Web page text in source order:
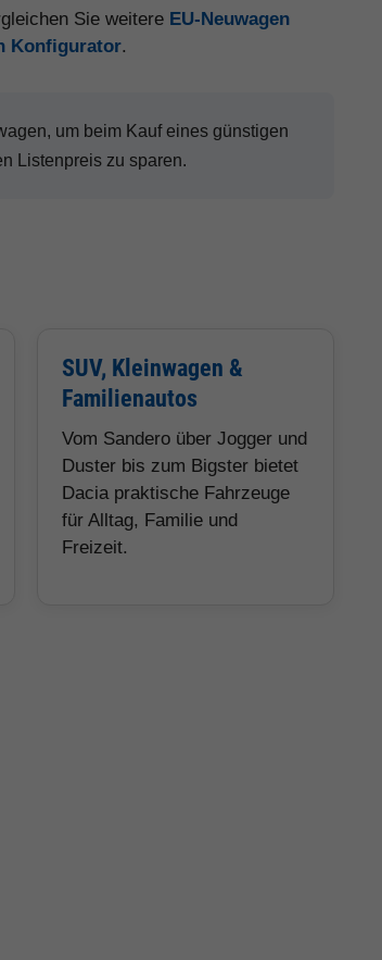
Sie weitere EU-Neuwagen
Konfigurator.
um beim Kauf eines günstigen
Listenpreis zu sparen.
SUV, Kleinwagen &
Familienautos
Vom Sandero über Jogger und
Duster bis zum Bigster bietet
Dacia praktische Fahrzeuge
für Alltag, Familie und
Freizeit.